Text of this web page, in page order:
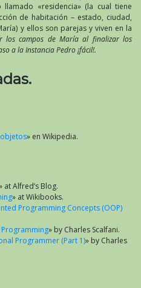
llamado «residencia» (la cual tiene
de habitación – estado, ciudad,
y ellos son parejas y viven en la
los campos de María al finalizar los
a la Instancia Pedro ¡fácil!.
» en Wikipedia.
at Alfred’s Blog.
» at Wikibooks.
Programming Concepts (OOP)
» by Charles Scalfani.
Programmer (Part 1)» by Charles